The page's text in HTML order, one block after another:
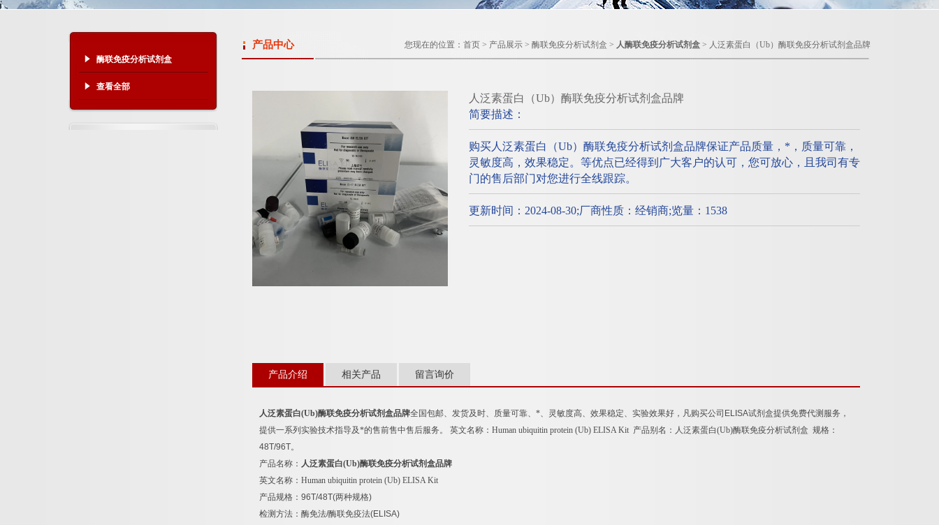
酶联免疫分析试剂盒
查看全部
产品中心 您现在的位置： 首页 > 产品展示 > 酶联免疫分析试剂盒 > 人酶联免疫分析试剂盒 > 人泛素蛋白（Ub）酶联免疫分析试剂盒品牌
人泛素蛋白（Ub）酶联免疫分析试剂盒品牌
简要描述：
购买人泛素蛋白（Ub）酶联免疫分析试剂盒品牌保证产品质量，*，质量可靠，
灵敏度高，效果稳定。等优点已经得到广大客户的认可，您可放心，且我司有专
门的售后部门对您进行全线跟踪。
更新时间：2024-08-30;厂商性质：经销商;览量：1538
产品介绍 相关产品 留言询价
人泛素蛋白(Ub)酶联免疫分析试剂盒品牌全国包邮、发货及时、质量可靠、*、灵敏度高、效果稳定、实验效果好，凡购买公司 ELISA试剂盒提供免费代测服务，
提供一系列实验技术指导及*的售前售中售后服务。
英文名称： Human ubiquitin protein (Ub) ELISA Kit 产品别名： 人泛素蛋白(Ub)酶联免疫分析试剂盒 规格：
48T/96T。
产品名称： 人泛素蛋白(Ub)酶联免疫分析试剂盒品牌
英文名称： Human ubiquitin protein (Ub) ELISA Kit
产品规格： 96T/48T(两种规格)
检测方法：酶免法/酶联免疫法(ELISA)